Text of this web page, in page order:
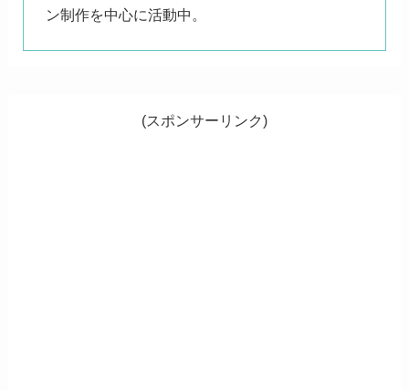
ン制作を中心に活動中。
(スポンサーリンク)